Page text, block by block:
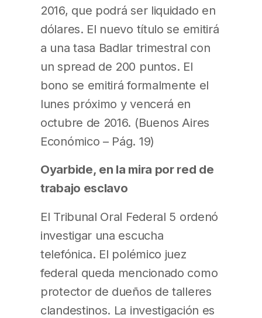
2016, que podrá ser liquidado en
dólares. El nuevo título se emitirá
a una tasa Badlar trimestral con
un spread de 200 puntos. El
bono se emitirá formalmente el
lunes próximo y vencerá en
octubre de 2016. (Buenos Aires
Económico – Pág. 19)
Oyarbide, en la mira por red de
trabajo esclavo
El Tribunal Oral Federal 5 ordenó
investigar una escucha
telefónica. El polémico juez
federal queda mencionado como
protector de dueños de talleres
clandestinos. La investigación es